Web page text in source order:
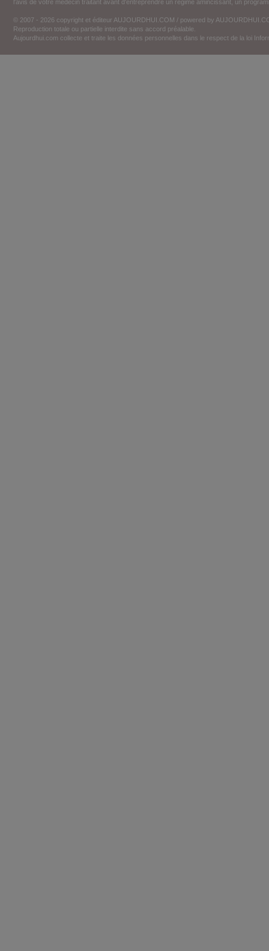
l'avis de votre médecin traitant avant d'entreprendre un régime amincissant, un
© 2007 - 2026 copyright et éditeur AUJOURDHUI.COM / powered by
Reproduction totale ou partielle interdite sans accord préalable.
Aujourdhui.com collecte et traite les données personnelles dans le respect de la loi